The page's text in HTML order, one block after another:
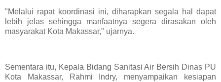
"Melalui rapat koordinasi ini, diharapkan segala hal dapat
lebih jelas sehingga manfaatnya segera dirasakan oleh
masyarakat Kota Makassar," ujarnya.
Sementara itu, Kepala Bidang Sanitasi Air Bersih Dinas PU
Kota Makassar, Rahmi Indry, menyampaikan kesiapan